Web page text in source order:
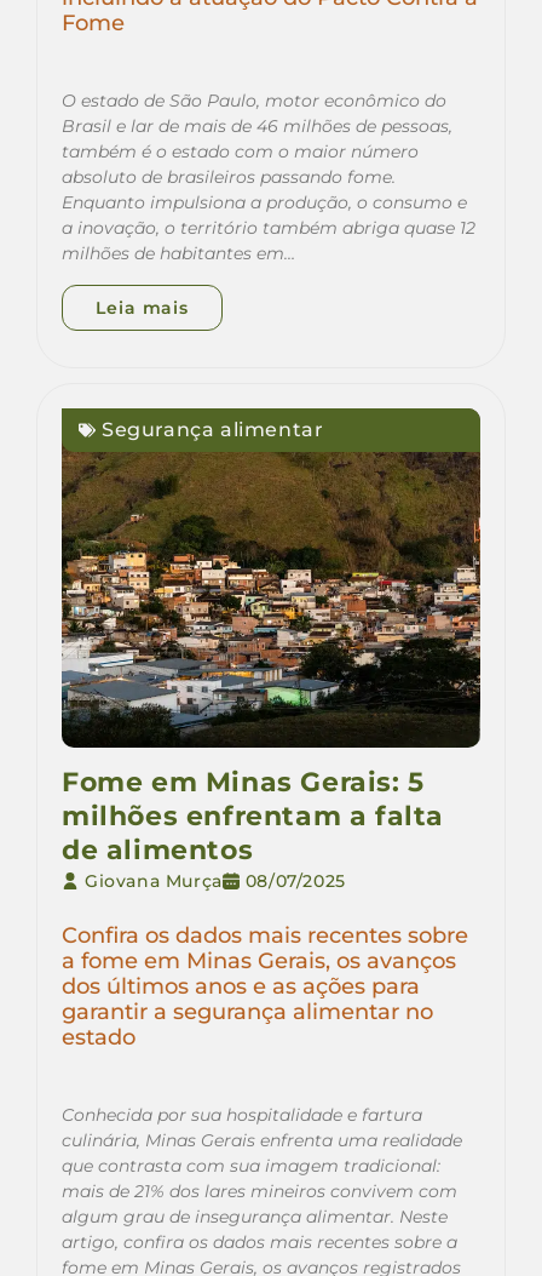
Fome
O estado de São Paulo, motor econômico do
Brasil e lar de mais de 46 milhões de pessoas,
também é o estado com o maior número
absoluto de brasileiros passando fome.
Enquanto impulsiona a produção, o consumo e
a inovação, o território também abriga quase 12
milhões de habitantes em…
Leia mais
Segurança alimentar
Fome em Minas Gerais: 5
milhões enfrentam a falta
de alimentos
Giovana Murça 08/07/2025
Confira os dados mais recentes sobre
a fome em Minas Gerais, os avanços
dos últimos anos e as ações para
garantir a segurança alimentar no
estado
Conhecida por sua hospitalidade e fartura
culinária, Minas Gerais enfrenta uma realidade
que contrasta com sua imagem tradicional:
mais de 21% dos lares mineiros convivem com
algum grau de insegurança alimentar. Neste
artigo, confira os dados mais recentes sobre a
fome em Minas Gerais, os avanços registrados